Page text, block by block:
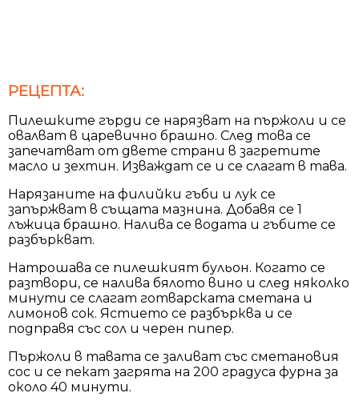
РЕЦЕПТА:
Пилешките гърди се нарязват на пържоли и се
овалват в царевично брашно. След това се
запечатват от двете страни в загретите
масло и зехтин. Изваждат се и се слагат в тава.
Нарязаните на филийки гъби и лук се
запържват в същата мазнина. Добавя се 1
лъжица брашно. Налива се водата и гъбите се
разбъркват.
Натрошава се пилешкият бульон. Когато се
разтвори, се налива бялото вино и след няколко
минути се слагат готварската сметана и
лимонов сок. Ястието се разбърква и се
подправя със сол и черен пипер.
Пържоли в тавата се заливат със сметановия
сос и се пекат загрята на 200 градуса фурна за
около 40 минути.